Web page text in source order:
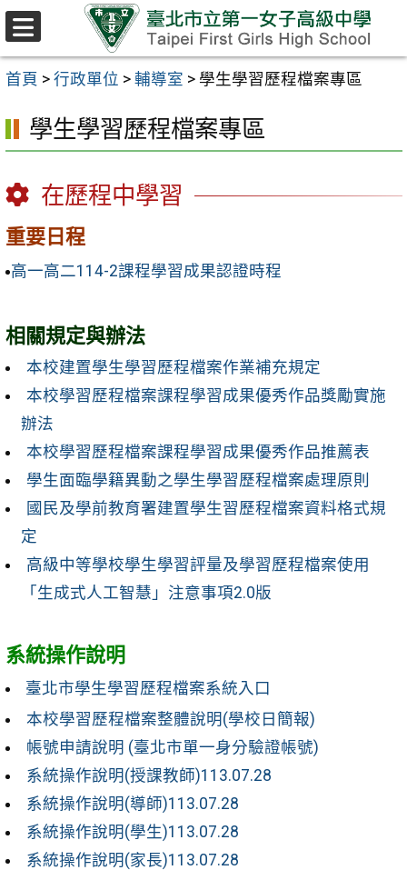
跳至主要內容區
首頁 > 行政單位 > 輔導室 > 學生學習歷程檔案專區
學生學習歷程檔案專區
在歷程中學習
重要日程
高一高二114-2課程學習成果認證時程
相關規定與辦法
本校建置學生學習歷程檔案作業補充規定
本校學習歷程檔案課程學習成果優秀作品獎勵實施
辦法
本校學習歷程檔案課程學習成果優秀作品推薦表
學生面臨學籍異動之學生學習歷程檔案處理原則
國民及學前教育署建置學生習歷程檔案資料格式規
定
高級中等學校學生學習評量及學習歷程檔案使用
「生成式人工智慧」注意事項2.0版
系統操作說明
臺北市學生學習歷程檔案系統入口
本校學習歷程檔案整體說明(學校日簡報)
帳號申請說明 (臺北市單一身分驗證帳號)
系統操作說明(授課教師)113.07.28
系統操作說明(導師)113.07.28
系統操作說明(學生)113.07.28
系統操作說明(家長)113.07.28
選
單